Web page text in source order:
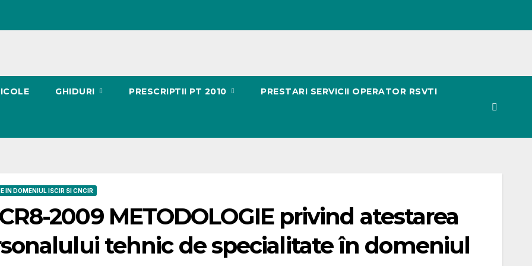
GHIDURI PRESCRIPTII PT 2010 PRESTARI SERVICII OPERATOR RSVTI
IN DOMENIUL ISCIR SI CNCIR
2009 METODOLOGIE privind atestarea
tehnic de specialitate în domeniul